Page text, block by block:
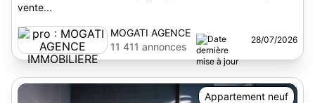
vente...
MOGATI AGENCE
IMMOBILIERE
11 411 annonces
28/07/2026
Appartement neuf